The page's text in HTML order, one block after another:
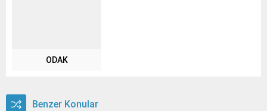
ODAK
Benzer Konular